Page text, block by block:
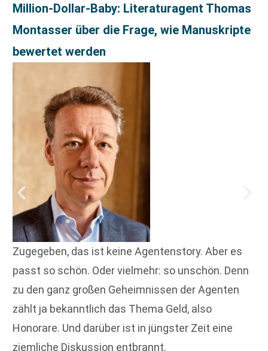
Million-Dollar-Baby: Literaturagent Thomas
Montasser über die Frage, wie Manuskripte
bewertet werden
Zugegeben, das ist keine Agentenstory. Aber es
passt so schön. Oder vielmehr: so unschön. Denn
zu den ganz großen Geheimnissen der Agenten
zählt ja bekanntlich das Thema Geld, also
Honorare. Und darüber ist in jüngster Zeit eine
ziemliche Diskussion entbrannt.